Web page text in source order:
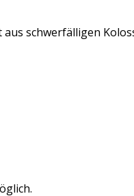
schwerfälligen